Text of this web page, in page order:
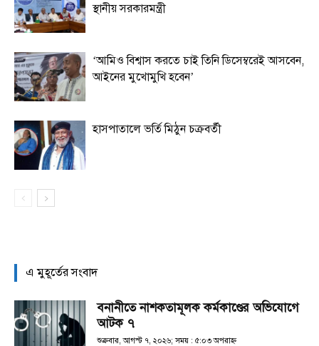
স্থানীয় সরকারমন্ত্রী
‘আমিও বিশ্বাস করতে চাই তিনি ডিসেম্বরেই আসবেন,
আইনের মুখোমুখি হবেন’
হাসপাতালে ভর্তি মিঠুন চক্রবর্তী
এ মুহূর্তের সংবাদ
বনানীতে নাশকতামূলক কর্মকাণ্ডের অভিযোগে
আটক ৭
শুক্রবার, আগস্ট ৭, ২০২৬; সময় : ৫:০৩ অপরাহ্ণ